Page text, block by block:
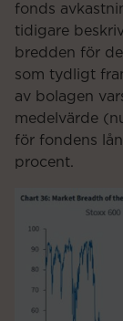
fonds
tidigare
bredden för
som tydligt
av bolagen
medelvärde
för fondens
procent.